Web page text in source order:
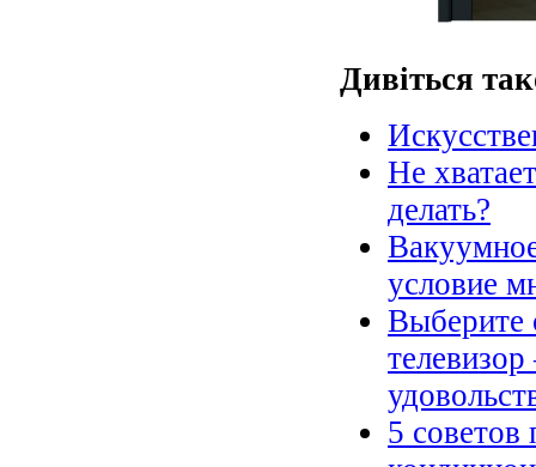
Дивіться
Не
делать?
условие
Выберите
5